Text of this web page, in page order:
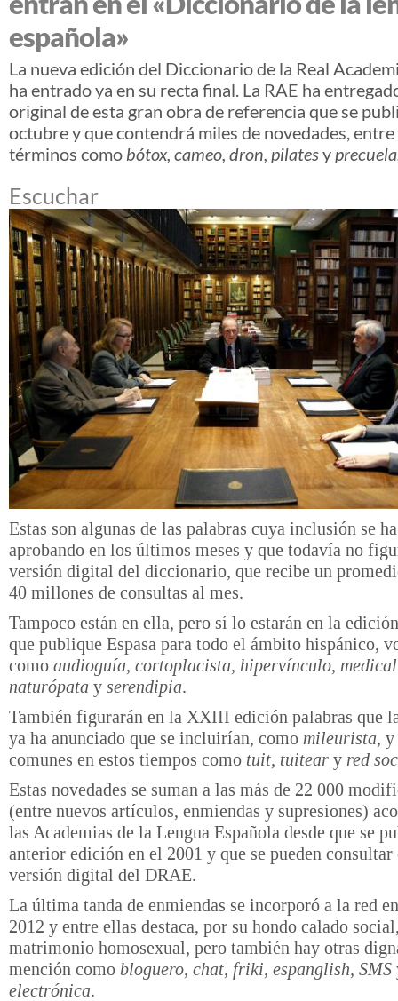
española»
La nueva edición del Diccionario de la Real
ha entrado ya en su recta final. La RAE ha
original de esta gran obra de referencia que se
octubre y que contendrá miles de novedades, entre
términos como bótox, cameo, dron, pilatesy
Escuchar
Estas son algunas de las palabras cuya inclusión se
aprobando en los últimos meses y que todavía no
versión digital del diccionario, que recibe un
40 millones de consultas al mes.
Tampoco están en ella, pero sí lo estarán en la
que publique Espasa para todo el ámbito hispánico,
como audioguía, cortoplacista, hipervínculo,
naturópata y serendipia.
También figurarán en la XXIII edición palabras que
ya ha anunciado que se incluirían, como mileurista, y
comunes en estos tiempos como tuit, tuitear y red
Estas novedades se suman a las más de 22 000
(entre nuevos artículos, enmiendas y supresiones)
las Academias de la Lengua Española desde que se
anterior edición en el 2001 y que se pueden consultar
versión digital del DRAE.
La última tanda de enmiendas se incorporó a la red
2012 y entre ellas destaca, por su hondo calado
matrimonio homosexual, pero también hay otras
mención como bloguero, chat, friki, espanglish, SMS
electrónica.